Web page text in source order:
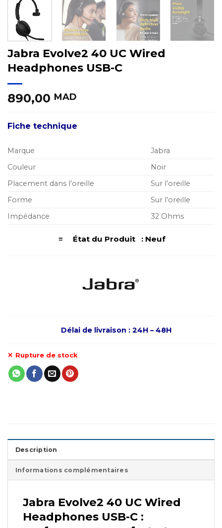
Jabra Evolve2 40 UC Wired
Headphones USB-C
890,00 MAD
Fiche technique
Marque
Jabra
Couleur
Noir
Placement dans l’oreille
Sur l’oreille
Forme
Sur l’oreille
Impédance
32 Ohms
≡ État du Produit : Neuf
Délai de livraison : 24H – 48H
Rupture de stock
Description
Informations complémentaires
Jabra Evolve2 40 UC Wired
Headphones USB-C :